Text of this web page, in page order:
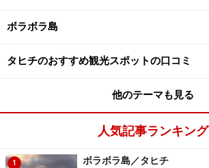
ボラボラ島
タヒチのおすすめ観光スポットの口コミ
他のテーマも見る
人気記事ランキング
1 ボラボラ島／タヒチ